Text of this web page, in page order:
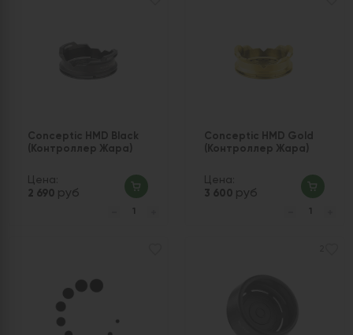
Conceptic HMD Black
(Контроллер Жара)
Цена:
2 690 руб
Conceptic HMD Gold
(Контроллер Жара)
Цена:
3 600 руб